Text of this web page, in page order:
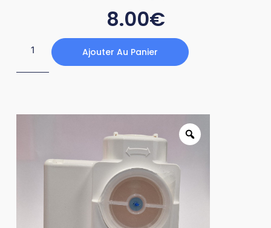
8.00€
Ajouter Au Panier